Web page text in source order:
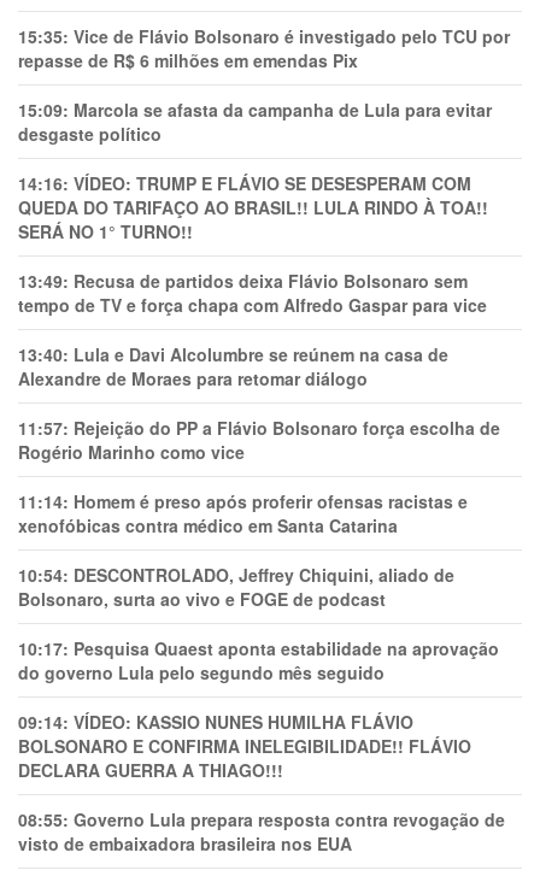
15:35: Vice de Flávio Bolsonaro é investigado pelo TCU por
repasse de R$ 6 milhões em emendas Pix
15:09: Marcola se afasta da campanha de Lula para evitar
desgaste político
14:16: VÍDEO: TRUMP E FLÁVIO SE DESESPERAM COM
QUEDA DO TARIFAÇO AO BRASIL!! LULA RINDO À TOA!!
SERÁ NO 1° TURNO!!
13:49: Recusa de partidos deixa Flávio Bolsonaro sem
tempo de TV e força chapa com Alfredo Gaspar para vice
13:40: Lula e Davi Alcolumbre se reúnem na casa de
Alexandre de Moraes para retomar diálogo
11:57: Rejeição do PP a Flávio Bolsonaro força escolha de
Rogério Marinho como vice
11:14: Homem é preso após proferir ofensas racistas e
xenofóbicas contra médico em Santa Catarina
10:54: DESCONTROLADO, Jeffrey Chiquini, aliado de
Bolsonaro, surta ao vivo e FOGE de podcast
10:17: Pesquisa Quaest aponta estabilidade na aprovação
do governo Lula pelo segundo mês seguido
09:14: VÍDEO: KASSIO NUNES HUMlLHA FLÁVIO
BOLSONARO E CONFIRMA INELEGIBILIDADE!! FLÁVIO
DECLARA GUERRA A THIAGO!!!
08:55: Governo Lula prepara resposta contra revogação de
visto de embaixadora brasileira nos EUA